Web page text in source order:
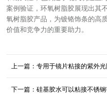
案例验证，环氧树脂胶展现出其
氧树脂胶产品，为镀铬饰条的高
价值和竞争力的重要助力。
上一篇：专用于镜片粘接的紫外
下一篇：硅基胶水可以粘接不锈钢